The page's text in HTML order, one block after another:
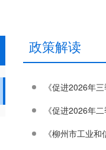
政策解读
《促进2026年
《促进2026年